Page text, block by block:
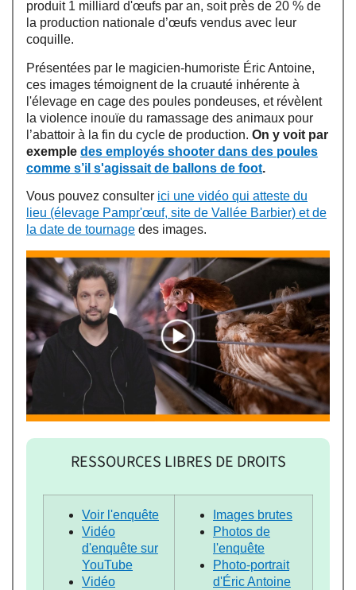
produit 1 milliard d'œufs par an, soit près de 20 % de
la production nationale d’œufs vendus avec leur
coquille.
Présentées par le magicien-humoriste Éric Antoine,
ces images témoignent de la cruauté inhérente à
l'élevage en cage des poules pondeuses, et révèlent
la violence inouïe du ramassage des animaux pour
l’abattoir à la fin du cycle de production. On y voit par
exemple des employés shooter dans des poules
comme s’il s'agissait de ballons de foot.
Vous pouvez consulter ici une vidéo qui atteste du
lieu (élevage Pampr'œuf, site de Vallée Barbier) et de
la date de tournage des images.
RESSOURCES LIBRES DE DROITS
Voir l'enquête
Vidéo
d'enquête sur
YouTube
Vidéo
Images brutes
Photos de
l'enquête
Photo-portrait
d'Éric Antoine